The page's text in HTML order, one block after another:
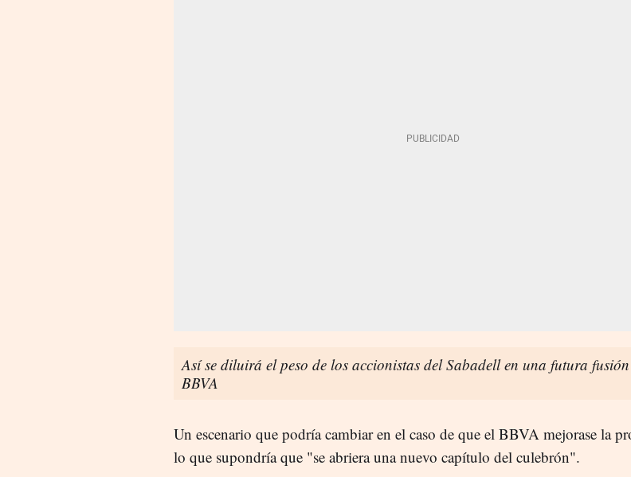
Así se diluirá el peso de los accionistas del Sabadell en una futura
BBVA
Un escenario que podría cambiar en el caso de que el BBVA mejorase la
lo que supondría que "se abriera una nuevo capítulo del culebrón".